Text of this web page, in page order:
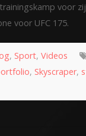
voor
voor UFC 175.
, Sport, Videos
, Skyscraper,